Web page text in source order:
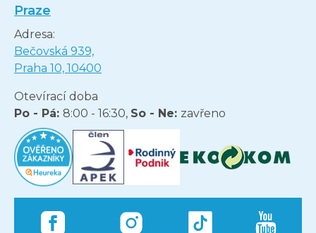
Praze
Adresa:
Bečovská 939,
Praha 10, 10400
Otevírací doba
Po - Pá: 8:00 - 16:30, So - Ne: zavřeno